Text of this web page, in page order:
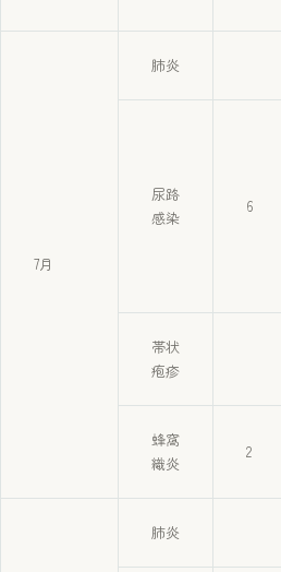
7月
肺炎
尿路
感染
6
帯状
疱疹
蜂窩
織炎
2
肺炎